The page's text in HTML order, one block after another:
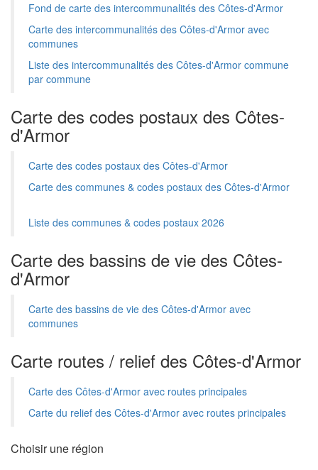
Fond de carte des intercommunalités des Côtes-d'Armor
Carte des intercommunalités des Côtes-d'Armor avec
communes
Liste des intercommunalités des Côtes-d'Armor commune
par commune
Carte des codes postaux des Côtes-
d'Armor
Carte des codes postaux des Côtes-d'Armor
Carte des communes & codes postaux des Côtes-d'Armor
Liste des communes & codes postaux 2026
Carte des bassins de vie des Côtes-
d'Armor
Carte des bassins de vie des Côtes-d'Armor avec
communes
Carte routes / relief des Côtes-d'Armor
Carte des Côtes-d'Armor avec routes principales
Carte du relief des Côtes-d'Armor avec routes principales
Choisir une région